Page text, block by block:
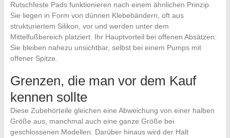
Rutschfeste Pads funktionieren nach einem ähnlichen Prinzip.
Sie liegen in Form von dünnen Klebebändern, oft aus
strukturiertem Silikon, vor und werden unter dem
Mittelfußbereich platziert. Ihr Hauptvorteil bei offenen Absätzen:
Sie bleiben nahezu unsichtbar, selbst bei einem Pumps mit
offener Spitze.
Grenzen, die man vor dem Kauf
kennen sollte
Diese Zubehörteile gleichen eine Abweichung von einer halben
Größe aus, manchmal auch eine ganze Größe bei
geschlossenen Modellen. Darüber hinaus wird der Halt